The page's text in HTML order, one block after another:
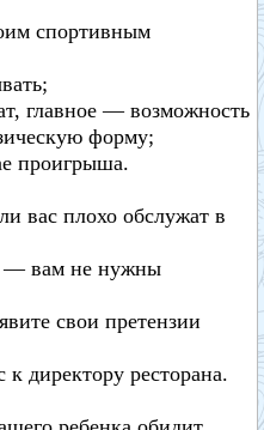
спортивным
главное — возможность
форму;
проигрыша.
вас плохо обслужат в
— вам не нужны
свои претензии
к директору ресторана.